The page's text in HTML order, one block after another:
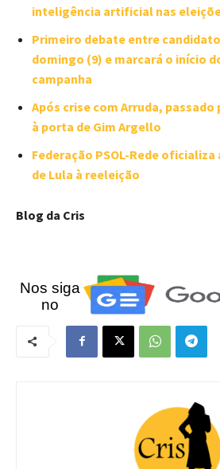
inteligência artificial nas
Primeiro debate entre
domingo (9) e marcará o início
campanha
Após crise com Arruda,
à porta de Gim Argello
Federação PSOL-Rede
de Lula à reeleição
Blog da Cris
Nos siga
no